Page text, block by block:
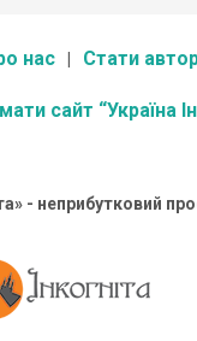
нас Стати
сайт “Україна
- неприбутковий